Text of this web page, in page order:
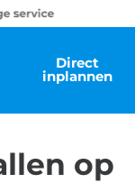
Direct
inplannen
op